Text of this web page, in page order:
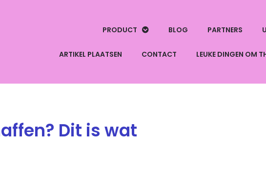
PRODUCT BLOG PARTNERS
ARTIKEL PLAATSEN CONTACT LEUKE DINGEN OM
Dit is wat